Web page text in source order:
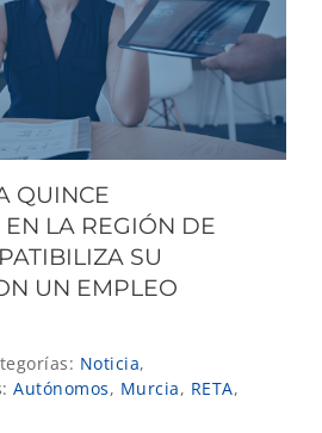
QUINCE
LA REGIÓN DE
SU
UN EMPLEO
Noticia,
Autónomos, Murcia, RETA,